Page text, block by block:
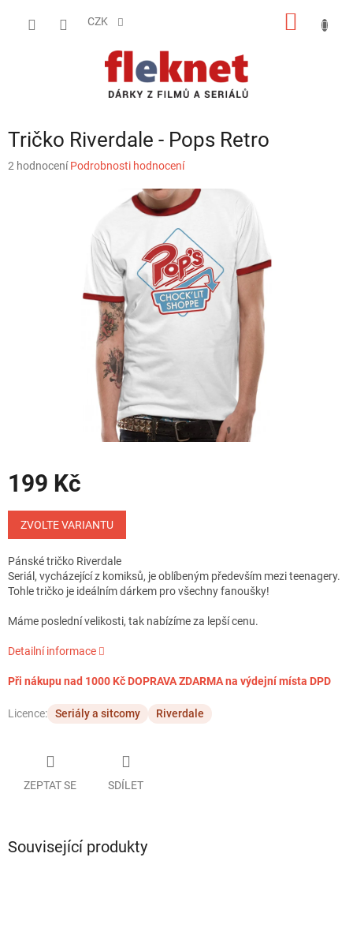
CZK
Tričko Riverdale - Pops Retro
Průměrné
2 hodnocení Podrobnosti hodnocení
199 Kč
Měrná
cena:
ZVOLTE VARIANTU
Pánské tričko Riverdale
Seriál, vycházející z komiksů, je oblíbeným především mezi teenagery.
Tohle tričko je ideálním dárkem pro všechny fanoušky!
Máme poslední velikosti, tak nabízíme za lepší cenu.
Detailní informace
Při nákupu nad 1000 Kč DOPRAVA ZDARMA na výdejní místa DPD
Licence: Seriály a sitcomy Riverdale
ZEPTAT SE SDÍLET
Související produkty